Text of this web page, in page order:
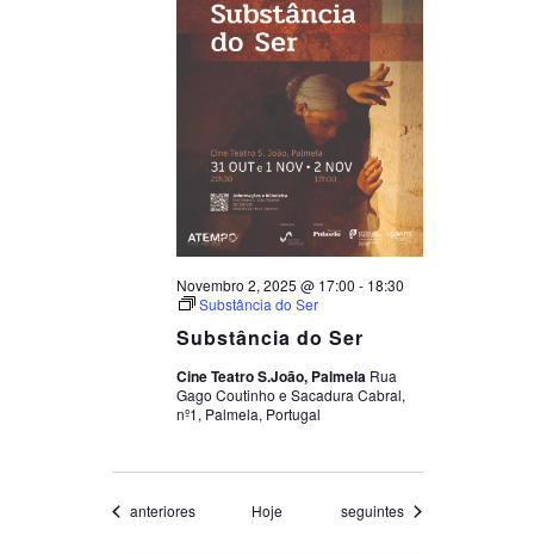
Substância do Ser
Novembro 2, 2025 @ 17:00 - 18:30
Substância do Ser
Cine Teatro S.João, Palmela Rua
Gago Coutinho e Sacadura Cabral,
nº1, Palmela, Portugal
Datas
anteriores Hoje Datas
seguintes